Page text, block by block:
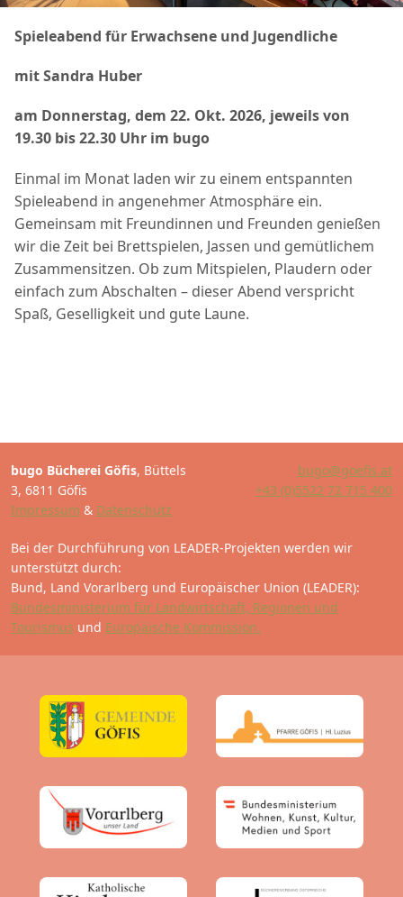
Spieleabend für Erwachsene und Jugendliche
mit Sandra Huber
am Donnerstag, dem 22. Okt. 2026, jeweils von
19.30 bis 22.30 Uhr im bugo
Einmal im Monat laden wir zu einem entspannten
Spieleabend in angenehmer Atmosphäre ein.
Gemeinsam mit Freundinnen und Freunden genießen
wir die Zeit bei Brettspielen, Jassen und gemütlichem
Zusammensitzen. Ob zum Mitspielen, Plaudern oder
einfach zum Abschalten – dieser Abend verspricht
Spaß, Geselligkeit und gute Laune.
bugo Bücherei Göfis, Büttels
3, 6811 Göfis
Impressum & Datenschutz
bugo@goefis.at
+43 (0)5522 72 715 400
Bei der Durchführung von LEADER-Projekten werden wir
unterstützt durch:
Bund, Land Vorarlberg und Europäischer Union (LEADER):
Bundesministerium für Landwirtschaft, Regionen und
Tourismus und Europäische Kommission.